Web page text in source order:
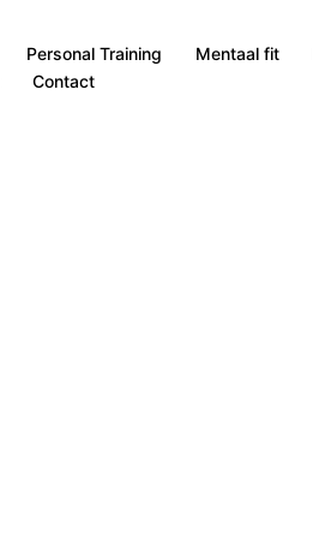
Personal Training Mentaal fit
Contact